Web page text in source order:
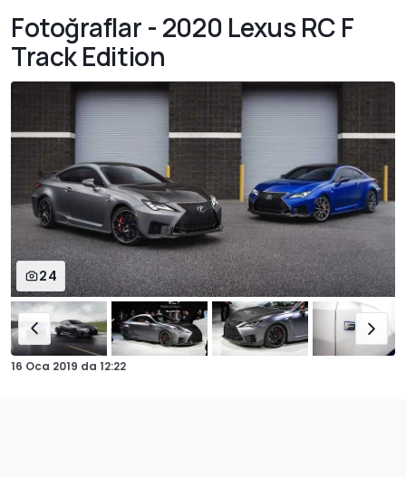
Fotoğraflar - 2020 Lexus RC F
Track Edition
24
16 Oca 2019 da 12:22